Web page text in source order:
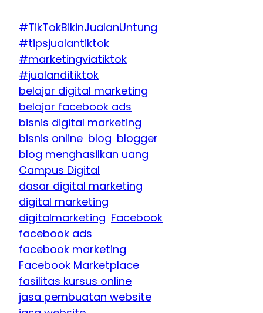
#TikTokBikinJualanUntung
#tipsjualantiktok
#marketingviatiktok
#jualanditiktok
belajar digital marketing
belajar facebook ads
bisnis digital marketing
bisnis online blog blogger
blog menghasilkan uang
Campus Digital
dasar digital marketing
digital marketing
digitalmarketing Facebook
facebook ads
facebook marketing
Facebook Marketplace
fasilitas kursus online
jasa pembuatan website